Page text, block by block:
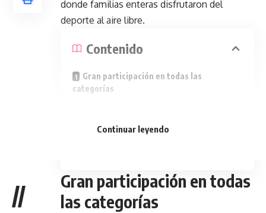
donde familias enteras disfrutaron del
deporte al aire libre.
Contenido
Gran participación en todas las
categorías
Apoyo institucional y ambiente festivo
Gran participación en todas
las categorías
Continuar leyendo
//